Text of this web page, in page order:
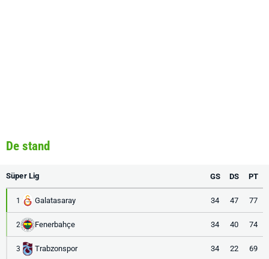
De stand
Süper Lig GS DS PT
1 Galatasaray 34 47 77
2 Fenerbahçe 34 40 74
3 Trabzonspor 34 22 69